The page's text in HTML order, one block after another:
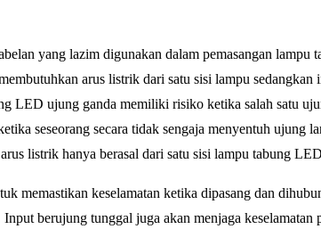
yang lazim digunakan dalam pemasangan
arus listrik dari satu sisi lampu
LED ujung ganda memiliki risiko ketika salah satu
seseorang secara tidak sengaja menyentuh
listrik hanya berasal dari satu sisi lampu tabung
memastikan keselamatan ketika dipasang dan
berujung tunggal juga akan menjaga keselamatan